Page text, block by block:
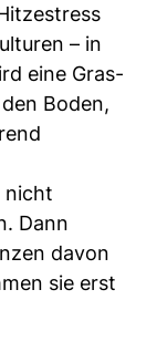
– in
eine Gras-
Boden,
nicht
Dann
davon
sie erst